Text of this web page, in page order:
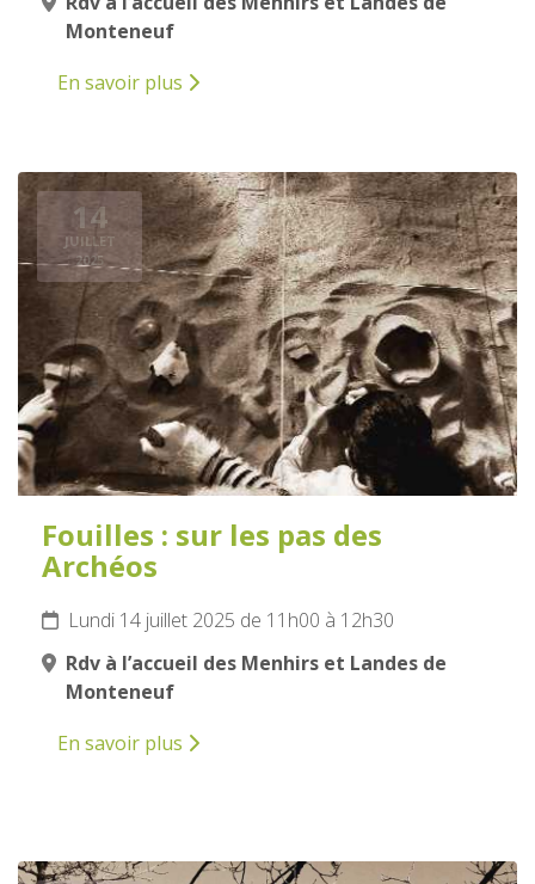
Monteneuf
En savoir plus
14
JUILLET
2025
Fouilles : sur les pas des
Archéos
Lundi 14 juillet 2025 de 11h00 à 12h30
Rdv à l’accueil des Menhirs et Landes de
Monteneuf
En savoir plus